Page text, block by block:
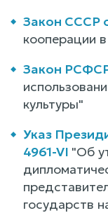
Закон СССР
кооперации
Закон РСФСР
культуры"
Указ
4961-VI "Об
государств